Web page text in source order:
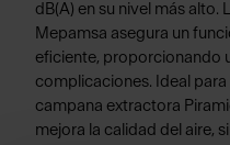
dB(A) en su nivel más
Mepamsa asegura un
eficiente, proporcionando
complicaciones. Ideal
campana extractora
mejora la calidad del aire,